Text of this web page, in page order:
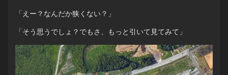
「えー？なんだか狭くない？」
「そう思うでしょ？でもさ、もっと引いて見てみて」